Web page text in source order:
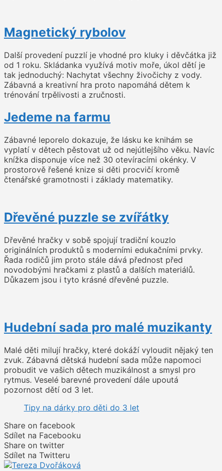
Magnetický rybolov
Další provedení puzzlí je vhodné pro kluky i děvčátka již
od 1 roku. Skládanka využívá motiv moře, úkol dětí je
tak jednoduchý: Nachytat všechny živočichy z vody.
Zábavná a kreativní hra proto napomáhá dětem k
trénování trpělivosti a zručnosti.
Jedeme na farmu
Zábavné leporelo dokazuje, že lásku ke knihám se
vyplatí v dětech pěstovat už od nejútlejšího věku. Navíc
knížka disponuje více než 30 otevíracími okénky. V
prostorově řešené knize si děti procvičí kromě
čtenářské gramotnosti i základy matematiky.
Dřevěné puzzle se zvířátky
Dřevěné hračky v sobě spojují tradiční kouzlo
originálních produktů s moderními edukačními prvky.
Řada rodičů jim proto stále dává přednost před
novodobými hračkami z plastů a dalších materiálů.
Důkazem jsou i tyto krásné dřevěné puzzle.
Hudební sada pro malé muzikanty
Malé děti milují hračky, které dokáží vyloudit nějaký ten
zvuk. Zábavná dětská hudební sada může napomoci
probudit ve vašich dětech muzikálnost a smysl pro
rytmus. Veselé barevné provedení dále upoutá
pozornost dětí od 3 let.
Tipy na dárky pro děti do 3 let
Share on facebook
Sdílet na Facebooku
Share on twitter
Sdílet na Twitteru